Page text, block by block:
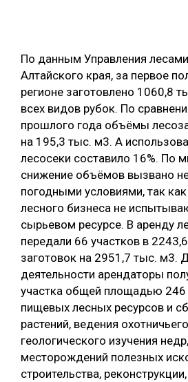
ЦИФРОВАЯ СРЕДА
БИОЭНЕРГЕТИКА
ЛЕСОВОССТАНОВЛЕНИЕ И ЗАЩИТА
ЛОГИСТИКА
ПРОИЗВОДСТВО ДРЕВЕСНЫХ ПЛИТ
КОМПЛЕКСНАЯ ПЕРЕРАБОТКА
ЛЕСОПИЛЕНИЕ
ДЕРЕВЯННОЕ ДОМОСТРОЕНИЕ
БЕЗОПАСНОЕ ПРОИЗВОДСТВО
СОРТИРОВКА ДРЕВЕСИНЫ
СУШКА ДРЕВЕСИНЫ
МЕБЕЛЬНОЕ ПРОИЗВОДСТВО
РУБРИКИ
ТЕМАТИЧЕСКИЕ ПРОЕКТЫ
ПОДБОРКИ СТАТЕЙ
По данным Управления
Алтайского края, за первое
регионе заготовлено 1060,8
всех видов рубок. По
прошлого года объёмы
на 195,3 тыс. м3. А
лесосеки составило 16%. По
снижение объёмов вызвано
погодными условиями, так
лесного бизнеса не
сырьевом ресурсе. В аренду
передали 66 участков в
заготовок на 2951,7 тыс. м3.
деятельности арендаторы
участка общей площадью 246
пищевых лесных ресурсов и
растений, ведения
геологического изучения
месторождений полезных
строительства,